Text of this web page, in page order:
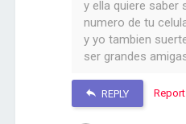
y ella quiere saber
numero de tu
y yo tambien
ser grandes
REPLY Report